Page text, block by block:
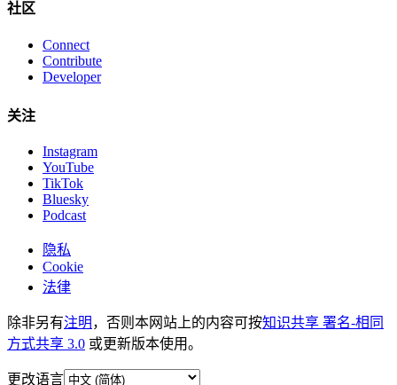
社区
Connect
Contribute
Developer
关注
Instagram
YouTube
TikTok
Bluesky
Podcast
隐私
Cookie
法律
除非另有注明 ，否则本网站上的内容可按知识共享 署名-相同
方式共享 3.0 或更新版本使用。
更改语言